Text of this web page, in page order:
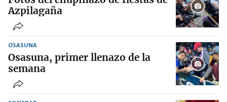
Azpilagaña
OSASUNA
Osasuna, primer llenazo de la
semana